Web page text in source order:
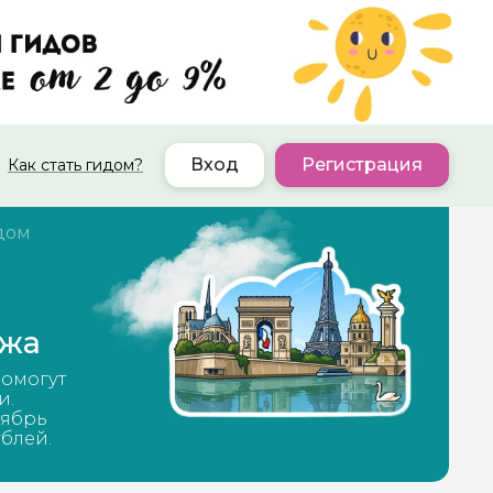
Как стать гидом? Вход Регистрация